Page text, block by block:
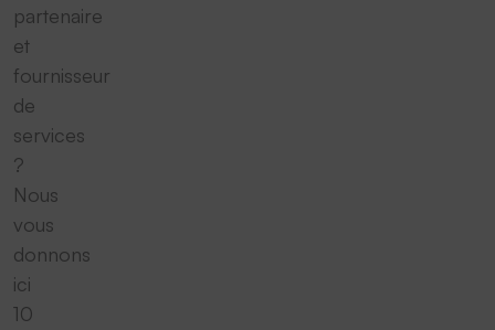
partenaire
et
fournisseur
de
services
?
Nous
vous
donnons
ici
10